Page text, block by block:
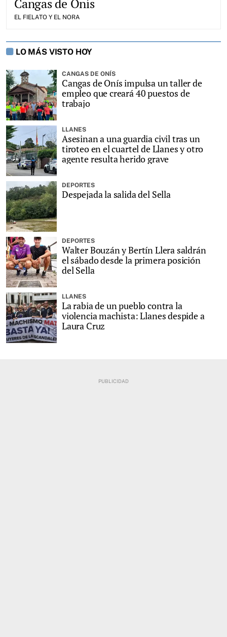
Cangas de Onís
EL FIELATO Y EL NORA
LO MÁS VISTO HOY
CANGAS DE ONÍS
Cangas de Onís impulsa un taller de
empleo que creará 40 puestos de
trabajo
LLANES
Asesinan a una guardia civil tras un
tiroteo en el cuartel de Llanes y otro
agente resulta herido grave
DEPORTES
Despejada la salida del Sella
DEPORTES
Walter Bouzán y Bertín Llera saldrán
el sábado desde la primera posición
del Sella
LLANES
La rabia de un pueblo contra la
violencia machista: Llanes despide a
Laura Cruz